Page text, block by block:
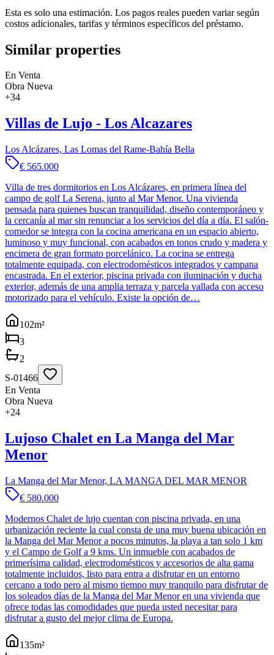
Esta es solo una estimación. Los pagos reales pueden variar según
costos adicionales, tarifas y términos específicos del préstamo.
Similar properties
En Venta
Obra Nueva
+34
Villas de Lujo - Los Alcazares
Los Alcázares, Las Lomas del Rame-Bahía Bella
€ 565.000
Villa de tres dormitorios en Los Alcázares, en primera línea del
campo de golf La Serena, junto al Mar Menor. Una vivienda
pensada para quienes buscan tranquilidad, diseño contemporáneo y
la cercanía al mar sin renunciar a los servicios del día a día. El salón-
comedor se integra con la cocina americana en un espacio abierto,
luminoso y muy funcional, con acabados en tonos crudo y madera y
encimera de gran formato porcelánico. La cocina se entrega
totalmente equipada, con electrodomésticos integrados y campana
encastrada. En el exterior, piscina privada con iluminación y ducha
exterior, además de una amplia terraza y parcela vallada con acceso
motorizado para el vehículo. Existe la opción de…
102m²
3
2
S-01466
En Venta
Obra Nueva
+24
Lujoso Chalet en La Manga del Mar
Menor
La Manga del Mar Menor, LA MANGA DEL MAR MENOR
€ 580.000
Modernos Chalet de lujo cuentan con piscina privada, en una
urbanización reciente la cual consta de una muy buena ubicación en
la Manga del Mar Menor a pocos minutos, la playa a tan solo 1 km
y el Campo de Golf a 9 kms. Un inmueble con acabados de
primerísima calidad, electrodomésticos y accesorios de alta gama
totalmente incluidos, listo para entra a disfrutar en un entorno
cercano a todo pero al mismo tiempo muy tranquilo para disfrutar de
los soleados días de la Manga del Mar Menor en una vivienda que
ofrece todas las comodidades que pueda usted necesitar para
disfrutar a gusto del mejor clima de Europa.
135m²